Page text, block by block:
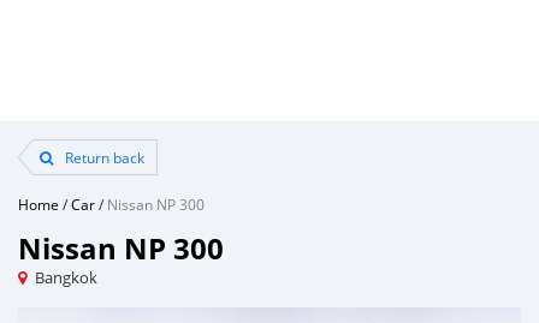
Return back
Home /Car/Nissan NP 300
Nissan NP 300
Bangkok